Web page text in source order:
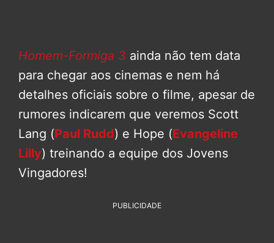
Homem-Formiga 3 ainda não tem data
para chegar aos cinemas e nem há
detalhes oficiais sobre o filme, apesar de
rumores indicarem que veremos Scott
Lang (Paul Rudd) e Hope (Evangeline
Lilly) treinando a equipe dos Jovens
Vingadores!
PUBLICIDADE